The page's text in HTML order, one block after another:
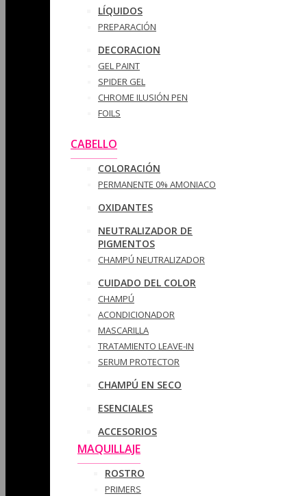
LÍQUIDOS
PREPARACIÓN
DECORACION
GEL PAINT
SPIDER GEL
CHROME ILUSIÓN PEN
FOILS
CABELLO
COLORACIÓN
PERMANENTE 0% AMONIACO
OXIDANTES
NEUTRALIZADOR DE
PIGMENTOS
CHAMPÚ NEUTRALIZADOR
CUIDADO DEL COLOR
CHAMPÚ
ACONDICIONADOR
MASCARILLA
TRATAMIENTO LEAVE-IN
SERUM PROTECTOR
CHAMPÚ EN SECO
ESENCIALES
ACCESORIOS
MAQUILLAJE
ROSTRO
PRIMERS